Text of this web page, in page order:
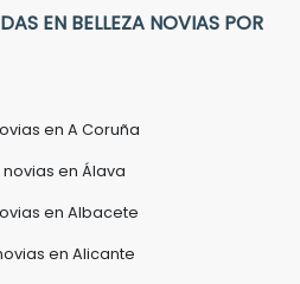
EN BELLEZA NOVIAS POR
en A Coruña
novias en Álava
en Albacete
en Alicante